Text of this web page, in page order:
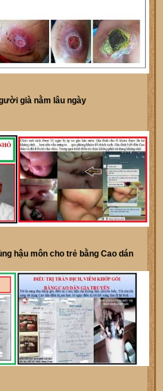
già nằm lâu ngày
hậu môn cho trẻ bằng Cao dán